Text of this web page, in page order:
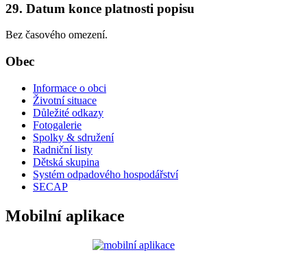
29. Datum konce platnosti popisu
Bez časového omezení.
Obec
Informace o obci
Životní situace
Důležité odkazy
Fotogalerie
Spolky & sdružení
Radniční listy
Dětská skupina
Systém odpadového hospodářství
SECAP
Mobilní aplikace